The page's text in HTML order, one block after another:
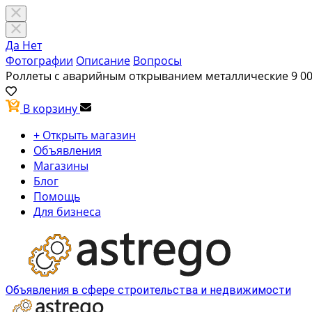
Да Нет
Фотографии Описание Вопросы
Роллеты с аварийным открыванием металлические9
В корзину
+ Открыть магазин
Объявления
Магазины
Блог
Помощь
Для бизнеса
Объявления в сфере строительства и недвижимости